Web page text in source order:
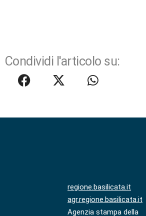
Condividi l'articolo su:
regione.basilicata.it
agr.regione.basilicata.it
Agenzia stampa della